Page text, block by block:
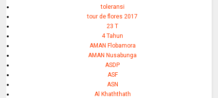
toleransi
tour de flores 2017
23 T
4 Tahun
AMAN Flobamora
AMAN Nusabunga
ASDP
ASF
ASN
Al Khaththath